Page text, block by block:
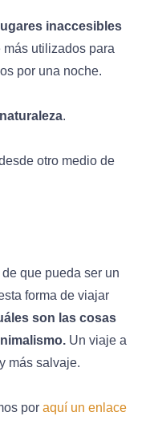
inaccesibles
utilizados para
por una noche.
.
otro medio de
que pueda ser un
forma de viajar
son las cosas
Un viaje a
más salvaje.
por aquí un enlace